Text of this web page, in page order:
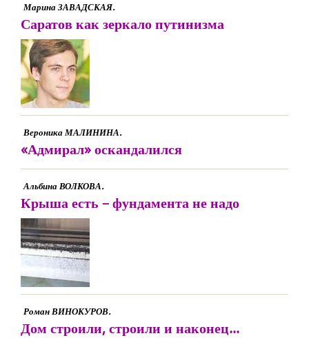
Марина ЗАВАДСКАЯ.
Саратов как зеркало путинизма
Вероника МАЛИНИНА.
«Адмирал» оскандалился
Альбина ВОЛКОВА.
Крыша есть – фундамента не надо
Роман ВИНОКУРОВ.
Дом строили, строили и наконец...